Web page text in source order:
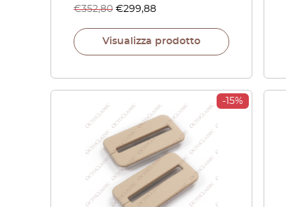
€352,80 €299,88
Visualizza prodotto
-15%